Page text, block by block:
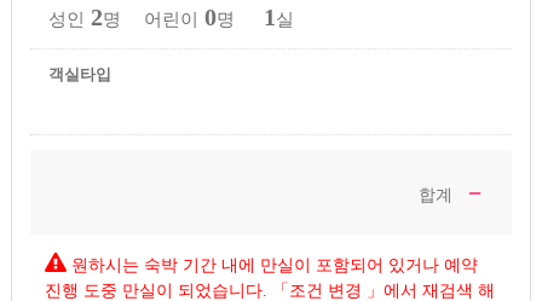
성인 2명 어린이 0명 1 실
객실타입
합계 －
원하시는 숙박 기간 내에 만실이 포함되어 있거나 예약
진행 도중 만실이 되었습니다. 「조건 변경 」에서 재검색 해